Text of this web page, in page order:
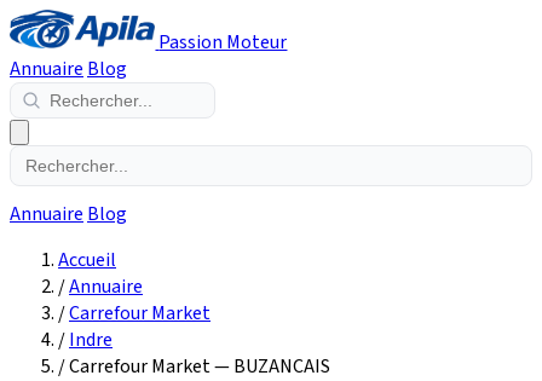
Passion Moteur
Annuaire Blog
Annuaire Blog
Accueil
/Annuaire
/Carrefour Market
/Indre
/Carrefour Market — BUZANCAIS